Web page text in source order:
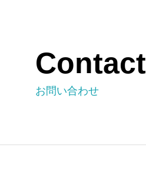
Contact
お問い合わせ